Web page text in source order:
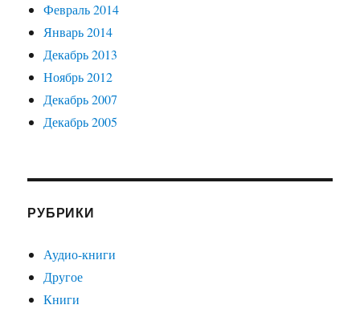
Февраль 2014
Январь 2014
Декабрь 2013
Ноябрь 2012
Декабрь 2007
Декабрь 2005
РУБРИКИ
Аудио-книги
Другое
Книги